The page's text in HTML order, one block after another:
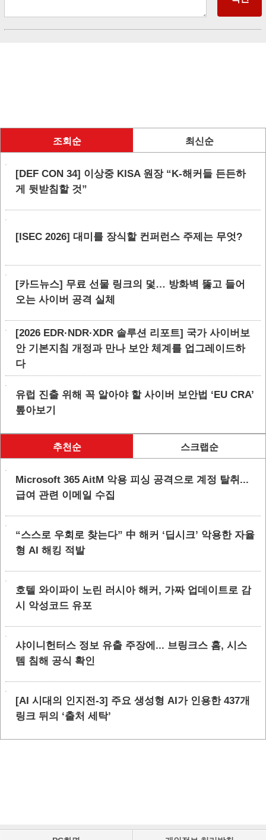
조회순 최신순
[DEF CON 34] 이상중 KISA 원장 “K-해커들 든든하
게 뒷받침할 것”
[ISEC 2026] 대미를 장식할 컨퍼런스 주제는 무엇?
[카드뉴스] 무료 선물 링크의 덫… 방화벽 뚫고 들어
오는 사이버 공격 실체
[2026 EDR·NDR·XDR 솔루션 리포트] 국가 사이버보
안 기본지침 개정과 만나 보안 체계를 업그레이드하
다
유럽 진출 위해 꼭 알아야 할 사이버 보안법 ‘EU CRA’
톺아보기
추천순 스크랩순
Microsoft 365 AitM 악용 피싱 공격으로 계정 탈취...
급여 관련 이메일 수집
“스스로 우회로 찾는다” 中 해커 ‘딥시크’ 악용한 자율
형 AI 해킹 적발
호텔 와이파이 노린 러시아 해커, 가짜 업데이트로 감
시 악성코드 유포
샤이니헌터스 정보 유출 주장에... 브링크스 홈, 시스
템 침해 공식 확인
[AI 시대의 인지전-3] 주요 생성형 AI가 인용한 437개
링크 뒤의 ‘출처 세탁’